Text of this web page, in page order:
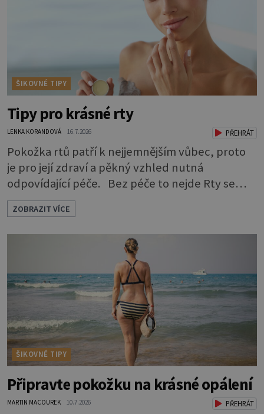
mohou mít v nepořádku zažívání.
ŠIKOVNÉ TIPY
Tipy pro krásné rty
LENKA KORANDOVÁ 16.7.2026 PŘEHRÁT
Pokožka rtů patří k nejjemnějším vůbec, proto
je pro její zdraví a pěkný vzhled nutná
odpovídající péče. Bez péče to nejde Rty se
neliší jen barvou, ale také mnohem tenčí
povrchovou vrstvou než ostatní pleť a pokožka.
Nezvláčňují je žádné mazové žlázy, proto jsou
rty mnohem choulostivější a náchylné k
vysychání a praskání. Balzám na rty je proto
nutnou základní výbavou, pokud chce
ZOBRAZIT VÍCE
ŠIKOVNÉ TIPY
Připravte pokožku na krásné opálení
MARTIN MACOUREK 10.7.2026 PŘEHRÁT